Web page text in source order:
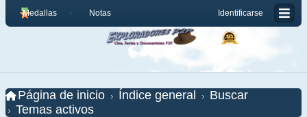
Identificarse
Medallas Notas
Página de inicio Índice general
Buscar
Temas activos